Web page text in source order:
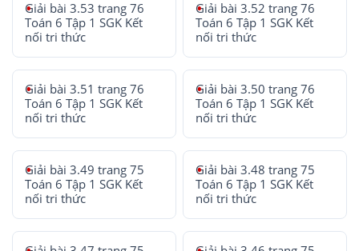
Giải bài 3.53 trang 76
Toán 6 Tập 1 SGK Kết
nối tri thức
Giải bài 3.52 trang 76
Toán 6 Tập 1 SGK Kết
nối tri thức
Giải bài 3.51 trang 76
Toán 6 Tập 1 SGK Kết
nối tri thức
Giải bài 3.50 trang 76
Toán 6 Tập 1 SGK Kết
nối tri thức
Giải bài 3.49 trang 75
Toán 6 Tập 1 SGK Kết
nối tri thức
Giải bài 3.48 trang 75
Toán 6 Tập 1 SGK Kết
nối tri thức